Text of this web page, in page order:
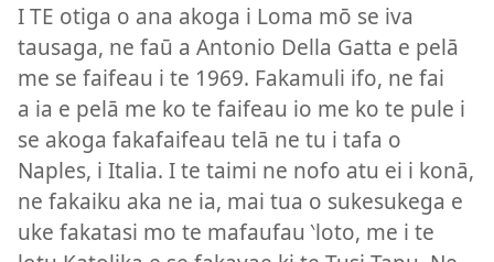
I TE otiga o ana akoga i Loma mō se iva
tausaga, ne faū a Antonio Della Gatta e pelā
me se faifeau i te 1969. Fakamuli ifo, ne fai
a ia e pelā me ko te faifeau io me ko te pule i
se akoga fakafaifeau telā ne tu i tafa o
Naples, i Italia. I te taimi ne nofo atu ei i konā,
ne fakaiku aka ne ia, mai tua o sukesukega e
uke fakatasi mo te mafaufau ‵loto, me i te